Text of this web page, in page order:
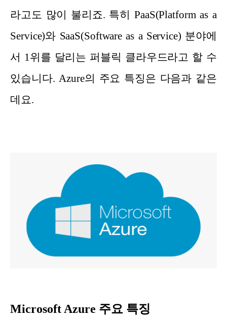
라고도 많이 불리죠. 특히 PaaS(Platform as a
Service)와 SaaS(Software as a Service) 분야에
서 1위를 달리는 퍼블릭 클라우드라고 할 수
있습니다. Azure의 주요 특징은 다음과 같은
데요.
Microsoft Azure 주요 특징